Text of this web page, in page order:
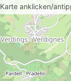
Karte anklicken/